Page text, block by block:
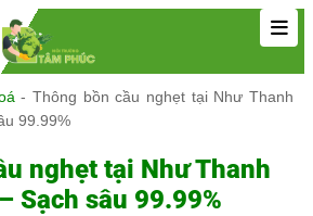
-Thông bồn cầu nghẹt tại Như Thanh
99.99%
nghẹt tại Như Thanh
Sạch sâu 99.99%